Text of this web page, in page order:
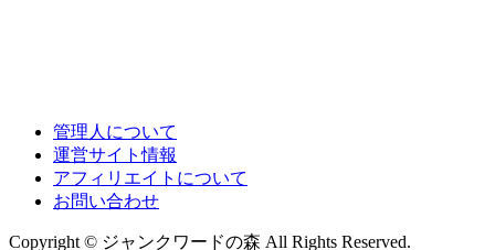
管理人について
運営サイト情報
アフィリエイトについて
お問い合わせ
Copyright © ジャンクワードの森 All Rights Reserved.